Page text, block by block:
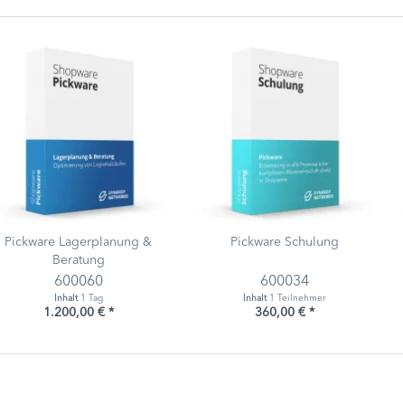
Pickware Lagerplanung &
Beratung
600060
Inhalt 1 Tag
1.200,00 € *
Pickware Schulung
600034
Inhalt 1 Teilnehmer
360,00 € *